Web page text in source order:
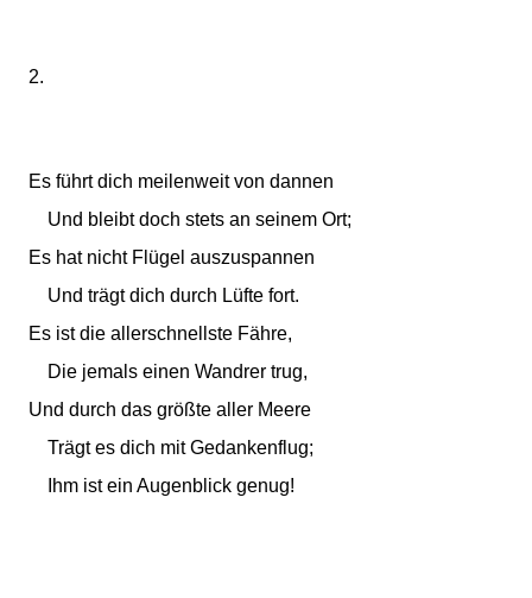
2.
Es führt dich meilenweit von dannen
Und bleibt doch stets an seinem Ort;
Es hat nicht Flügel auszuspannen
Und trägt dich durch Lüfte fort.
Es ist die allerschnellste Fähre,
Die jemals einen Wandrer trug,
Und durch das größte aller Meere
Trägt es dich mit Gedankenflug;
Ihm ist ein Augenblick genug!